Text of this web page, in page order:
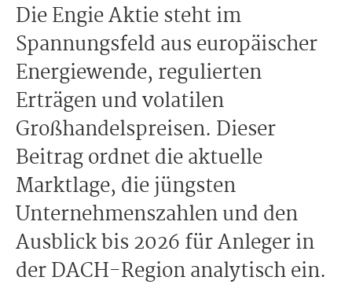
Die Engie Aktie steht im
Spannungsfeld aus europäischer
Energiewende, regulierten
Erträgen und volatilen
Großhandelspreisen. Dieser
Beitrag ordnet die aktuelle
Marktlage, die jüngsten
Unternehmenszahlen und den
Ausblick bis 2026 für Anleger in
der DACH-Region analytisch ein.